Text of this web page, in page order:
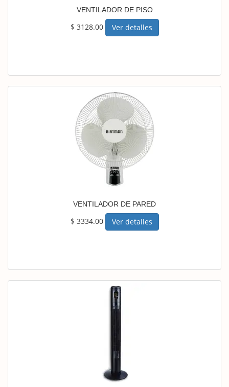
VENTILADOR DE PISO
$ 3128.00 Ver detalles
VENTILADOR DE PARED
$ 3334.00 Ver detalles